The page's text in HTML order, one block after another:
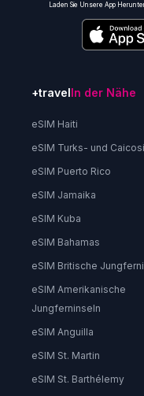
Laden Sie Unsere App
+travelIn der Nähe
eSIM Haiti
eSIM Turks- und
eSIM Puerto Rico
eSIM Jamaika
eSIM Kuba
eSIM Bahamas
eSIM Britische
eSIM Amerikanische
Jungferninseln
eSIM Anguilla
eSIM St. Martin
eSIM St. Barthélemy